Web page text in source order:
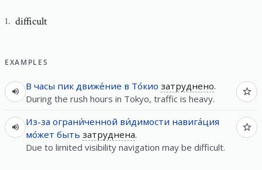
1. difficult
EXAMPLES
В часы пик движе́ние в То́кио затруднено.
During the rush hours in Tokyo, traffic is heavy.
Из-за ограни́ченной ви́димости навига́ция
мо́жет быть затруднена.
Due to limited visibility navigation may be difficult.